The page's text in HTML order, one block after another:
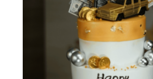
đến
5,790,000₫